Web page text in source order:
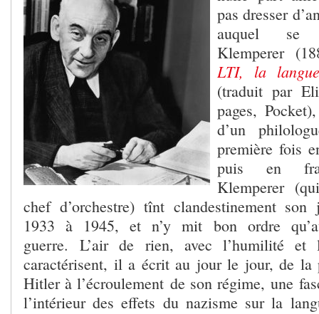
pas dresser
auquel se
Klemperer
LTI, la
(traduit par
pages,
d’un
première fois
puis en
Klemperer
chef d’orchestre) tînt clandestinement
1933 à 1945, et n’y mit bon ordre
guerre. L’air de rien, avec l’humilité
caractérisent, il a écrit au jour le jour, de la
Hitler à l’écroulement de son régime, une
l’intérieur des effets du nazisme sur la